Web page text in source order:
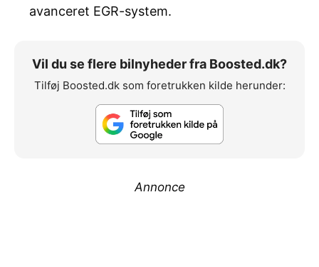
avanceret EGR-system.
Vil du se flere bilnyheder fra Boosted.dk?
Tilføj Boosted.dk som foretrukken kilde herunder:
Annonce